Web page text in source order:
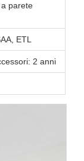
parete
ETL
2 anni